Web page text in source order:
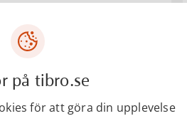
på tibro.se
för att göra din upplevelse